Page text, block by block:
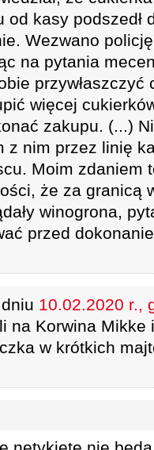
od kasy podszedł
Wezwano
na pytania
więcej
zakupu. (...)
z nim przez linię
Moim zdaniem
że za granicą
winogrona,
przed
10.02.2020 r.,
na Korwina Mikke
w krótkich